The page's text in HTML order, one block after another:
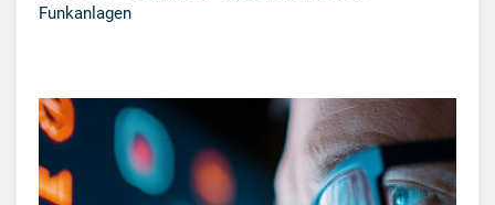
Funkanlagen